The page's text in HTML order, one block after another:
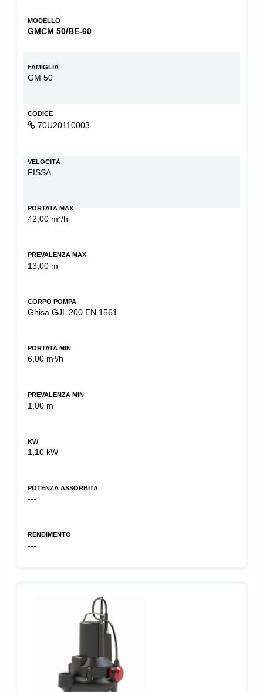
MODELLO
GMCM 50/BE-60
FAMIGLIA
GM 50
CODICE
70U20110003
VELOCITÀ
FISSA
PORTATA MAX
42,00 m³/h
PREVALENZA MAX
13,00 m
CORPO POMPA
Ghisa GJL 200 EN 1561
PORTATA MIN
6,00 m³/h
PREVALENZA MIN
1,00 m
KW
1,10 kW
POTENZA ASSORBITA
---
RENDIMENTO
---